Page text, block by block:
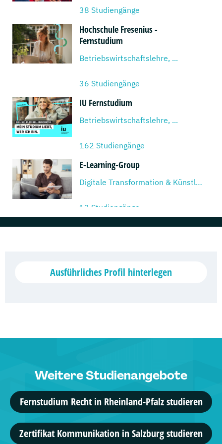
38 Studiengänge
Hochschule Fresenius -
Fernstudium
Betriebswirtschaftslehre, ...
36 Studiengänge
IU Fernstudium
Betriebswirtschaftslehre, ...
162 Studiengänge
E-Learning-Group
Digitale Transformation & Künstliche Intelligenz, ...
13 Studiengänge
KMU Akademie & Management AG
19 Studiengänge
Betriebswirtschaftslehre, ...
67 Studiengänge
Allensbach Hochschule
Wirtschaftspädagogik, ...
Ausführliches Profil hinterlegen
Weitere Studienangebote
Fernstudium Recht in Rheinland-Pfalz studieren
Zertifikat Kommunikation in Salzburg studieren